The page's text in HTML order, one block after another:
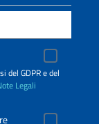
del GDPR e del
Legali